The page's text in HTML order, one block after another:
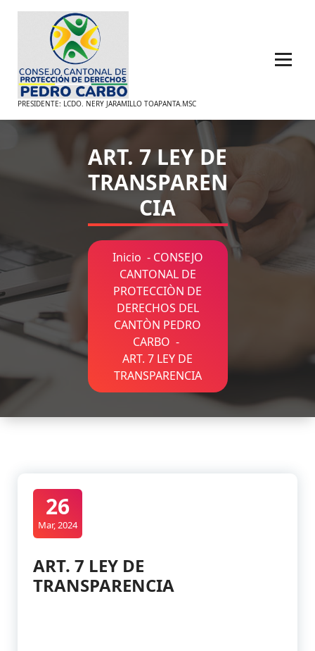
Saltar
contenido
PRESIDENTE: LCDO. NERY JARAMILLO TOAPANTA.MSC
ART. 7 LEY DE
TRANSPAREN
CIA
Inicio - CONSEJO
CANTONAL DE
PROTECCIÒN DE
DERECHOS DEL
CANTÒN PEDRO
CARBO -
ART. 7 LEY DE
TRANSPARENCIA
26
Mar, 2024
ART. 7 LEY DE
TRANSPARENCIA